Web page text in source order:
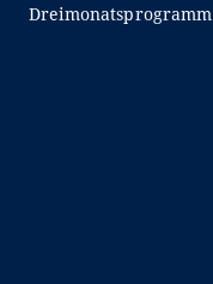
Dreimonatsprogramm